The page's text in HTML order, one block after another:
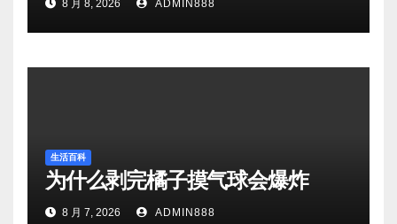
8 月 8, 2026 ADMIN888
生活百科
为什么剥完橘子摸气球会爆炸
8 月 7, 2026 ADMIN888